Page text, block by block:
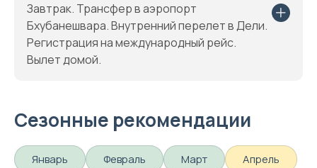
Завтрак. Трансфер в аэропорт
Бхубанешвара. Внутренний перелет в Дели.
Регистрация на международный рейс.
Вылет домой.
Сезонные рекомендации
Январь Февраль Март
Апрель